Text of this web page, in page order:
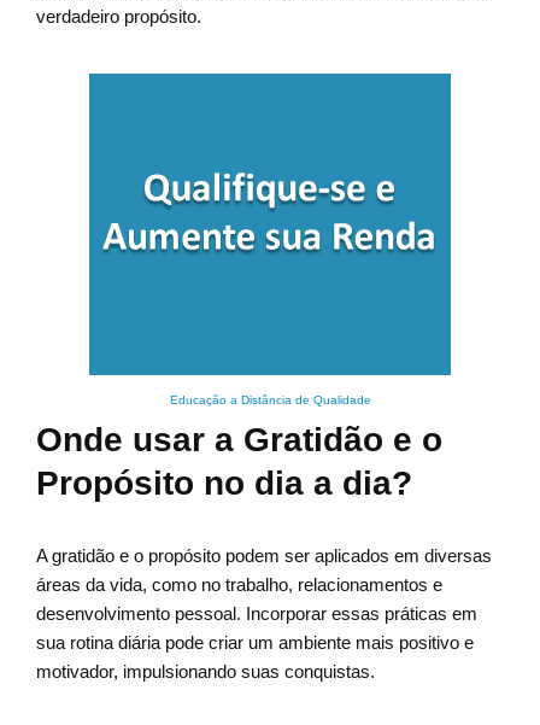
verdadeiro propósito.
Educação a Distância de Qualidade
Onde usar a Gratidão e o
Propósito no dia a dia?
A gratidão e o propósito podem ser aplicados em diversas
áreas da vida, como no trabalho, relacionamentos e
desenvolvimento pessoal. Incorporar essas práticas em
sua rotina diária pode criar um ambiente mais positivo e
motivador, impulsionando suas conquistas.